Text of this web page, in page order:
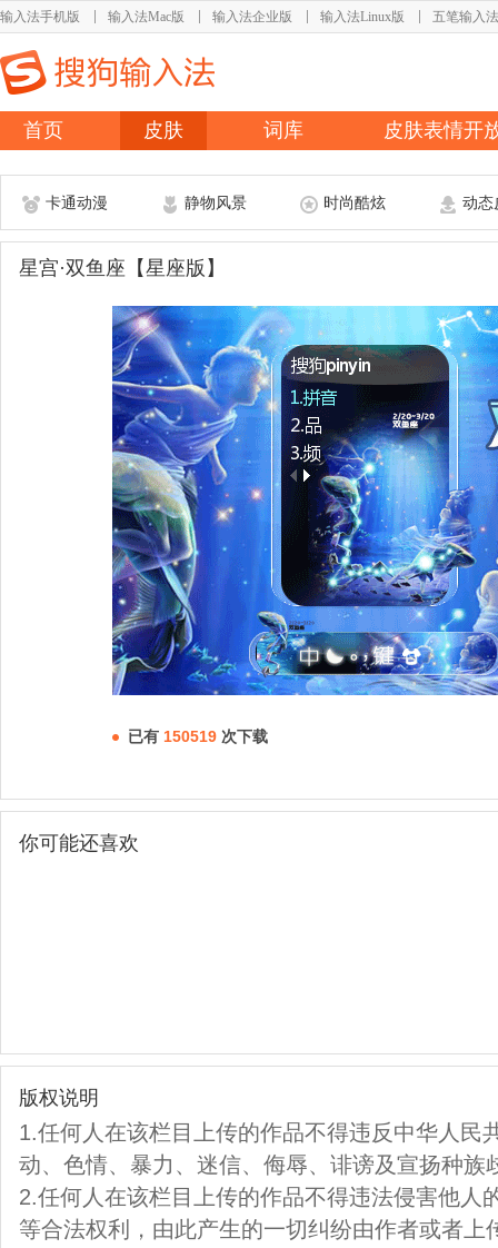
输入法手机版 输入法Mac版 输入法企业版 输入法Linux版 五笔输入法
首页 皮肤 词库 皮肤表情开
卡通动漫 静物风景 时尚酷炫 动态
星宫·双鱼座【星座版】
已有 150519 次下载
你可能还喜欢
版权说明
1.任何人在该栏目上传的作品不得违反中华人民
动、色情、暴力、迷信、侮辱、诽谤及宣扬种族
2.任何人在该栏目上传的作品不得违法侵害他人
等合法权利，由此产生的一切纠纷由作者或者上